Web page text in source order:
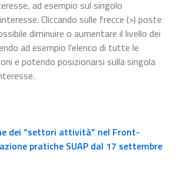
ad esempio sul singolo
Cliccando sulle frecce (>) poste
diminuire o aumentare il livello dei
ad esempio l’elenco di tutte le
e potendo posizionarsi sulla singola
dei “settori attività” nel Front-
pratiche SUAP dal 17 settembre